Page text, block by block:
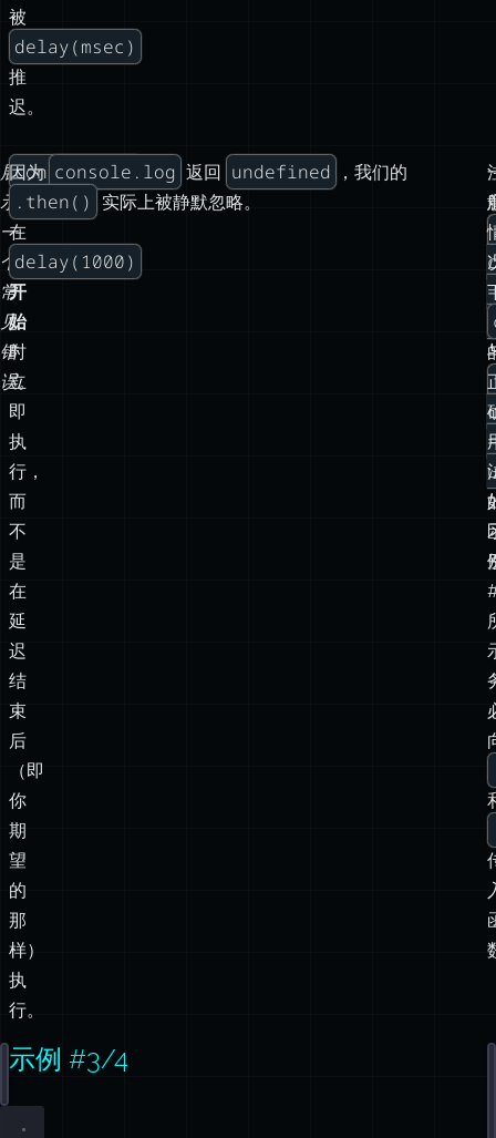
被
delay(msec)
推
迟。
展
示
一
个
常
见
错
误。
console.log
会
在
delay(1000)
开
始
时
立
即
执
行，
而
不
是
在
延
迟
结
束
后
（即
你
期
望
的
那
样）
执
行。
因为 console.log 返回 undefined ，我们的
.then() 实际上被静默忽略。
delay 1000 ).
示例 #3/4